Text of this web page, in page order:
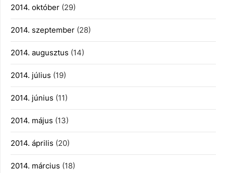
2014. október (29)
2014. szeptember (28)
2014. augusztus (14)
2014. július (19)
2014. június (11)
2014. május (13)
2014. április (20)
2014. március (18)